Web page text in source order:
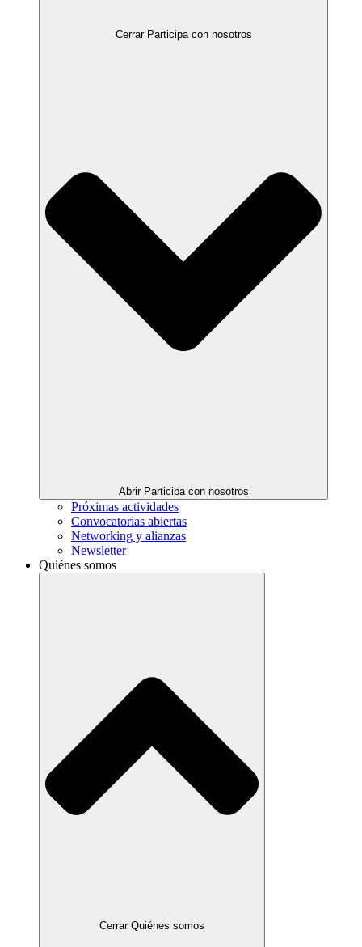
Cerrar Participa con nosotros
Abrir Participa con nosotros
Próximas actividades
Convocatorias abiertas
Networking y alianzas
Newsletter
Quiénes somos
Cerrar Quiénes somos